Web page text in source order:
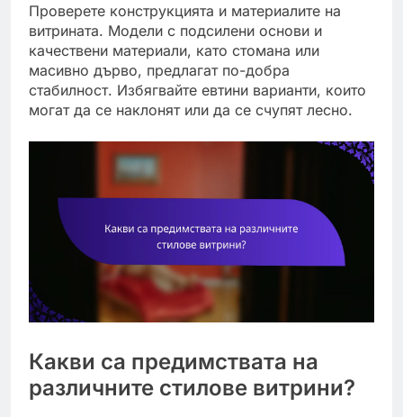
Проверете конструкцията и материалите на
витрината. Модели с подсилени основи и
качествени материали, като стомана или
масивно дърво, предлагат по-добра
стабилност. Избягвайте евтини варианти, които
могат да се наклонят или да се счупят лесно.
Какви са предимствата на
различните стилове витрини?